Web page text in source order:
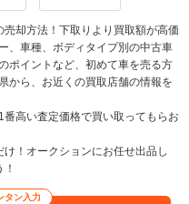
却方法！下取りより買取額が高価
、車種、ボディタイプ別の中古車
ポイントなど、初めて車を売る方
から、お近くの買取店舗の情報を
番高い査定価格で買い取ってもらお
け！オークションにお任せ出品し
タン入力